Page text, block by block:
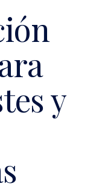
y